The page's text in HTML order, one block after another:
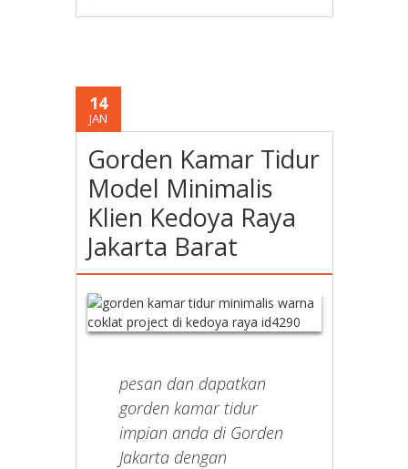
14
JAN
Gorden Kamar Tidur
Model Minimalis
Klien Kedoya Raya
Jakarta Barat
pesan dan dapatkan
gorden kamar tidur
impian anda di Gorden
Jakarta dengan